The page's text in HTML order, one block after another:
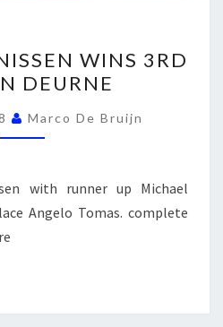
STINISSEN
WINS
3RD
STOP
DEURNE
WINS 3RD
DEURNE
Marco De Bruijn
with runner up Michael
Angelo Tomas. complete